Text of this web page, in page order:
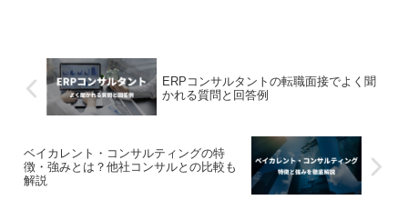
ERPコンサルタントの転職面接でよく聞
かれる質問と回答例
ベイカレント・コンサルティングの特
徴・強みとは？他社コンサルとの比較も
解説